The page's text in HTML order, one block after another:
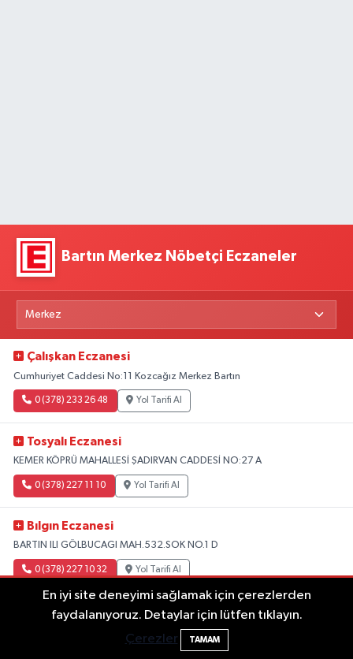
Bartın Merkez Nöbetçi Eczaneler
Çalışkan Eczanesi
Cumhuriyet Caddesi No:11 Kozcağız Merkez Bartın
0 (378) 233 26 48 Yol Tarifi Al
Tosyalı Eczanesi
KEMER KÖPRÜ MAHALLESİ ŞADIRVAN CADDESİ NO:27 A
0 (378) 227 11 10 Yol Tarifi Al
Bılgın Eczanesi
BARTIN ILI GÖLBUCAGI MAH.532.SOK NO.1 D
0 (378) 227 10 32 Yol Tarifi Al
Tüm Nöbetçi Eczaneler
En iyi site deneyimi sağlamak için çerezlerden
faydalanıyoruz. Detaylar için lütfen tıklayın.
Çerezler
TAMAM